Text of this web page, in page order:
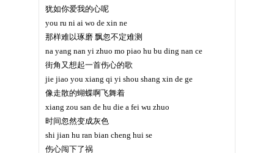
犹如你爱我的心呢
you ru ni ai wo de xin ne
那样难以琢磨 飘忽不定难测
na yang nan yi zhuo mo piao hu bu ding nan ce
街角又想起一首伤心的歌
jie jiao you xiang qi yi shou shang xin de ge
像走散的蝴蝶啊飞舞着
xiang zou san de hu die a fei wu zhuo
时间忽然变成灰色
shi jian hu ran bian cheng hui se
伤心闯下了祸